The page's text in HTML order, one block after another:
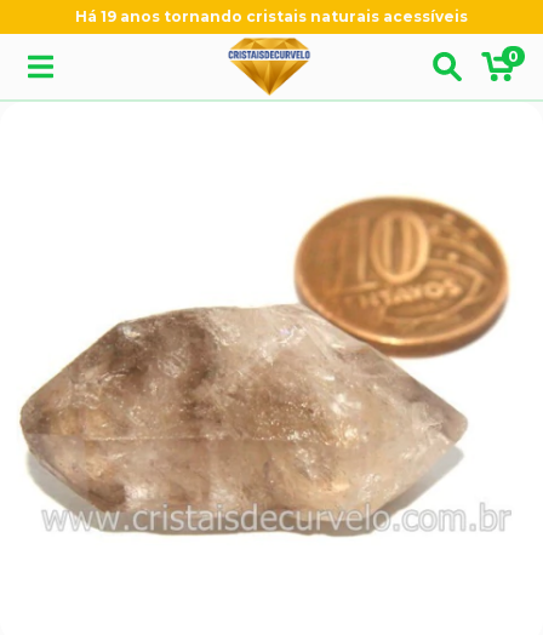
Há 19 anos tornando cristais naturais acessíveis
0